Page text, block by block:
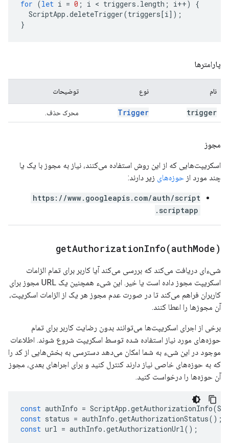
for (let i = 0 ; i < triggers . length ; i++)
{
ScriptApp .deleteTrigger(triggers[i]);
}
پارامترها
نام نوع توضیحات
trigger
Trigger محرک حذف.
مجوز
اسکریپت‌هایی که از این روش استفاده می‌کنند، نیاز به مجوز با یک یا
چند مورد از حوزه‌های زیر دارند:
https://www.googleapis.com/auth/script
.scriptapp
getAuthorizationInfo(authMode)
شیء‌ای دریافت می‌کند که بررسی می‌کند آیا کاربر برای تمام الزامات
اسکریپت مجوز داده است یا خیر. این شیء همچنین یک URL مجوز برای
کاربران فراهم می‌کند تا در صورت عدم مجوز هر یک از الزامات اسکریپت،
آن مجوزها را اعطا کنند.
برخی از اجرای اسکریپت‌ها می‌توانند بدون رضایت کاربر برای تمام
حوزه‌های مورد نیاز استفاده شده توسط اسکریپت شروع شوند. اطلاعات
موجود در این شیء به شما امکان می‌دهد دسترسی به بخش‌هایی از کد را
که به حوزه‌های خاصی نیاز دارند کنترل کنید و برای اجراهای بعدی، مجوز
آن حوزه‌ها را درخواست کنید.
const authInfo = ScriptApp .getAuthorizationInfo(
const status = authInfo .getAuthorizationStatus();
const url = authInfo .getAuthorizationUrl();